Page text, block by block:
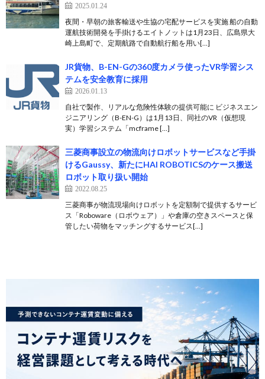
2025.01.24
夜間・早朝の旅客輸送や生協の宅配サービスを実施 船の自動
運航技術開発を手掛けるエイトノットは1月23日、広島県大
崎上島町で、定期航路で自動航行船を用い[…]
JR貨物、B-EN-Gの360度カメラ使ったVR学習シス
テムを安全教育に採用
2026.01.13
自社で製作、リアルな危険性体験の提供可能に ビジネスエン
ジニアリング（B-EN-G）は1月13日、同社のVR（仮想現
実）学習システム「mcframe […]
三菱商事設立の物流向けロボットサービスなど手掛
けるGaussy、新たにHAI ROBOTICSのケース搬送
ロボット取り扱い開始
2022.08.25
三菱商事が物流現場向けロボットを定額制で提供するサービ
ス「Roboware（ロボウェア）」や倉庫の空きスペースと保
管したい荷物をマッチングするサービス[…]